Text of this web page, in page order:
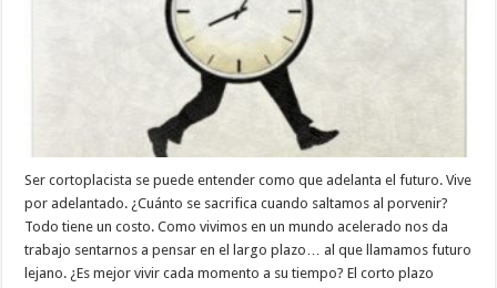
Ser cortoplacista se puede entender como que adelanta el futuro. Vive
por adelantado. ¿Cuánto se sacrifica cuando saltamos al porvenir?
Todo tiene un costo. Como vivimos en un mundo acelerado nos da
trabajo sentarnos a pensar en el largo plazo… al que llamamos futuro
lejano. ¿Es mejor vivir cada momento a su tiempo? El corto plazo